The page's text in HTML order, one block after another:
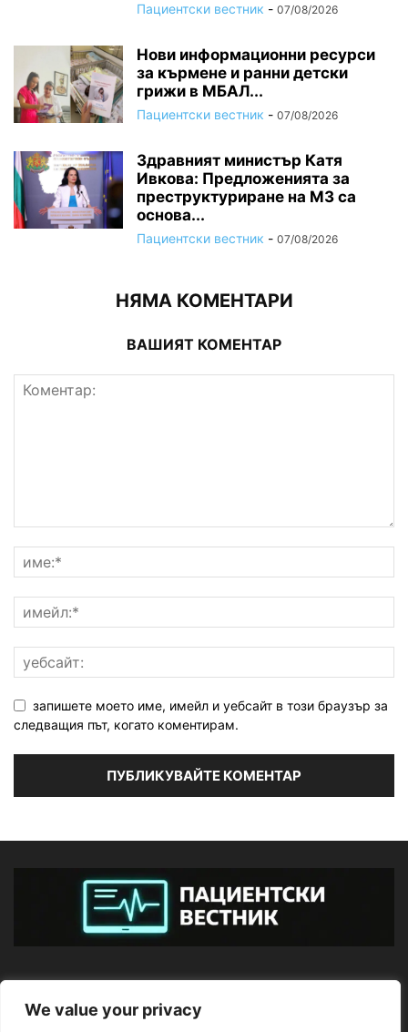
We value your privacy
Пациентски вестник - 07/08/2026
Нови информационни ресурси
за кърмене и ранни детски
грижи в МБАЛ...
Пациентски вестник - 07/08/2026
Здравният министър Катя
Ивкова: Предложенията за
преструктуриране на МЗ са
основа...
Пациентски вестник - 07/08/2026
НЯМА КОМЕНТАРИ
ВАШИЯТ КОМЕНТАР
запишете моето име, имейл и уебсайт в този браузър за
следващия път, когато коментирам.